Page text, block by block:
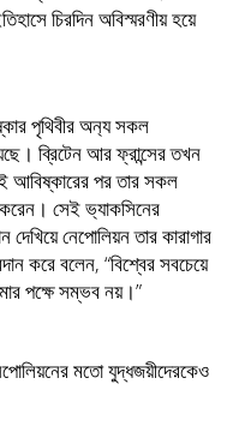
চিরদিন অবিস্মরণীয় হয়ে
পৃথিবীর অন‍্য সকল
ব্রিটেন আর ফ্রান্সের তখন
আবিষ্কারের পর তার সকল
সেই ভ‍্যাকসিনের
দেখিয়ে নেপোলিয়ন তার কারাগার
করে বলেন, “বিশ্বের সবচেয়ে
পক্ষে সম্ভব নয়।”
মতো যুদ্ধজয়ীদেরকেও